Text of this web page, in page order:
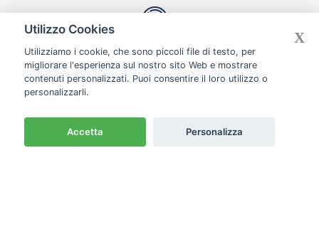
CASH & CARRY CON
CORSIE ORGANIZZATE
Utilizzo Cookies
Utilizziamo i cookie, che sono piccoli file di testo, per
migliorare l'esperienza sul nostro sito Web e mostrare
contenuti personalizzati. Puoi consentire il loro utilizzo o
personalizzarli.
Accetta
X
Personalizza